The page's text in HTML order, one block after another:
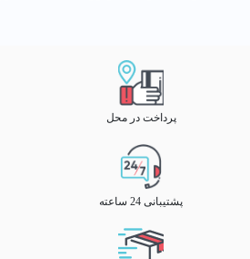
پرداخت در محل
پشتیبانی 24 ساعته